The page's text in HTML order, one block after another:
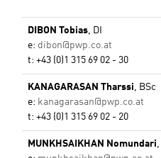
DIBON Tobias
DI
e: dibon@pwp.co.at
t: +43 (0)1 315 69 02 - 30
KANAGARASAN Tharssi
BSc
e: kanagarasan@pwp.co.at
t: +43 (0)1 315 69 02 - 20
MUNKHSAIKHAN Nomundari